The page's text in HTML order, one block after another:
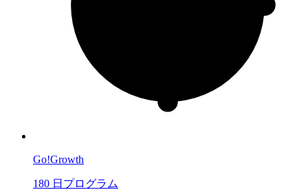
Go!Growth
180 日プログラム